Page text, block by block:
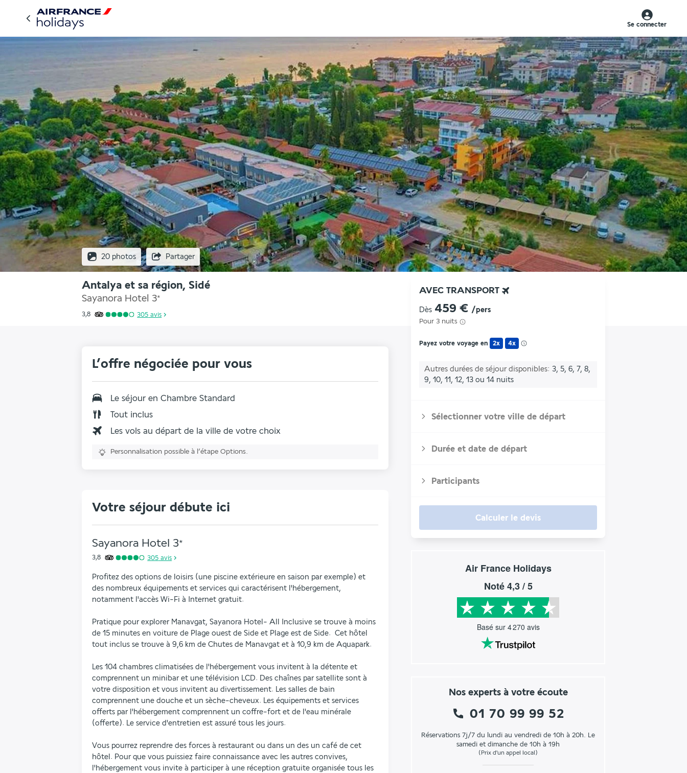
Se connecter
20 photos Partager
Antalya et sa région, Sidé
Sayanora Hotel 3*
3,8 305 avis
AVEC TRANSPORT
Dès 459 € /pers
Pour 3 nuits
Payez votre voyage en 2x 4x
Autres durées de séjour disponibles 3, 5, 6, 7, 8,
9, 10, 11, 12, 13 ou 14 nuits
Sélectionner votre ville de départ
Durée et date de départ
Participants
Calculer le devis
Air France Holidays
Noté4,3/ 5
Basé sur 4 270 avis
Nos experts à votre écoute
01 70 99 99 52
Réservations 7j/7 du lundi au vendredi de 10h à 20h. Le
samedi et dimanche de 10h à 19h
(Prix d'un appel local)
L’offre négociée pour vous
Le séjour en Chambre Standard
Tout inclus
Les vols au départ de la ville de votre choix
Personnalisation possible à l’étape Options.
Votre séjour débute ici
Sayanora Hotel 3*
3,8 305 avis
Profitez des options de loisirs (une piscine extérieure en saison par exemple) et
des nombreux équipements et services qui caractérisent l'hébergement,
notamment l'accès Wi-Fi à Internet gratuit.
Pratique pour explorer Manavgat, Sayanora Hotel- All Inclusive se trouve à moins
de 15 minutes en voiture de Plage ouest de Side et Plage est de Side.  Cet hôtel
tout inclus se trouve à 9,6 km de Chutes de Manavgat et à 10,9 km de Aquapark.
Les 104 chambres climatisées de l'hébergement vous invitent à la détente et
comprennent un minibar et une télévision LCD. Des chaînes par satellite sont à
votre disposition et vous invitent au divertissement. Les salles de bain
comprennent une douche et un sèche-cheveux. Les équipements et services
offerts par l'hébergement comprennent un coffre-fort et de l'eau minérale
(offerte). Le service d'entretien est assuré tous les jours.
Vous pourrez reprendre des forces à restaurant ou dans un des un café de cet
hôtel. Pour que vous puissiez faire connaissance avec les autres convives,
l'hébergement vous invite à participer à une réception gratuite organisée tous les